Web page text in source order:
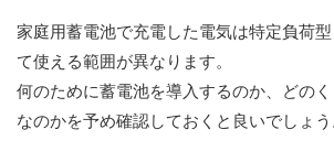
家庭用蓄電池で充電した電気は特定負荷
て使える範囲が異なります。
何のために蓄電池を導入するのか、どの
なのかを予め確認しておくと良いでしょう